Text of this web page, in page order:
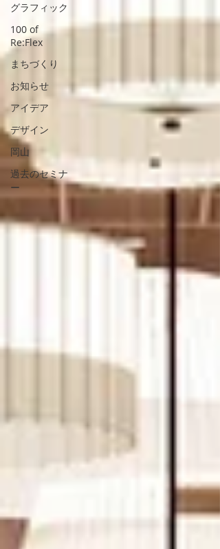
グラフィック
100 of
Re:Flex
まちづくり
お知らせ
アイデア
デザイン
岡山
過去のセミナ
ー